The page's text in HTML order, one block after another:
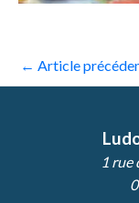
← Article
1